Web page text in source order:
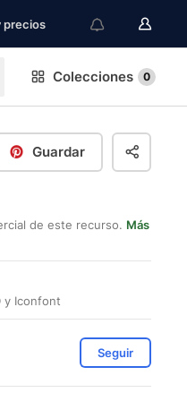
precios
Colecciones 0
Guardar
de este recurso. Más
y Iconfont
Seguir